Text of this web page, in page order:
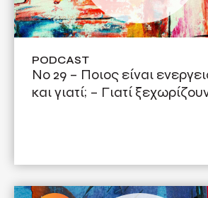
PODCAST
Νο 29 – Ποιος είναι
και γιατί; – Γιατί